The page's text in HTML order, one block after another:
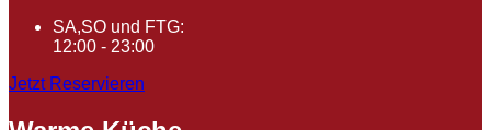
SA,SO und FTG:
12:00 - 23:00
Jetzt Reservieren